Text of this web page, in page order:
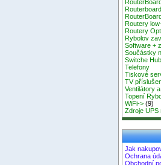
Routery
Routery
Rybolov
Software +
Součástky
Switche
Telefony
Tiskové
TV
Ventilátory
Topení
WiFi-> (9)
Zdroje UPS
Jak
Ochrana
Obchodní